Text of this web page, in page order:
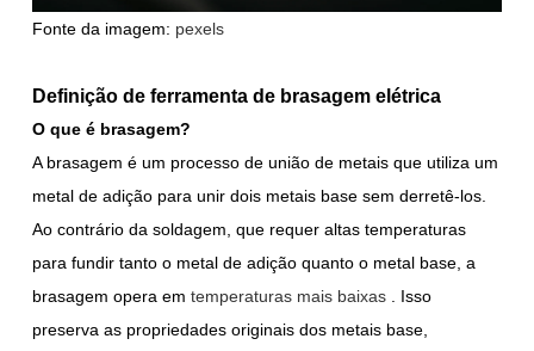
Fonte da imagem: pexels
Definição de ferramenta de brasagem elétrica
O que é brasagem?
A brasagem é um processo de união de metais que utiliza um
metal de adição para unir dois metais base sem derretê-los.
Ao contrário da soldagem, que requer altas temperaturas
para fundir tanto o metal de adição quanto o metal base, a
brasagem opera em temperaturas mais baixas
. Isso
preserva as propriedades originais dos metais base,